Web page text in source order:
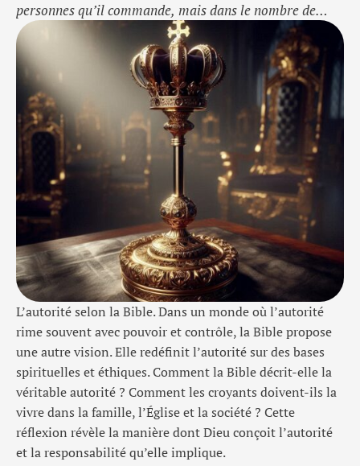
personnes qu’il commande, mais dans le nombre de
personnes qu’il sert. » — John C. Maxwell
L’autorité selon la Bible. Dans un monde où l’autorité
rime souvent avec pouvoir et contrôle, la Bible propose
une autre vision. Elle redéfinit l’autorité sur des bases
spirituelles et éthiques. Comment la Bible décrit-elle la
véritable autorité ? Comment les croyants doivent-ils la
vivre dans la famille, l’Église et la société ? Cette
réflexion révèle la manière dont Dieu conçoit l’autorité
et la responsabilité qu’elle implique.